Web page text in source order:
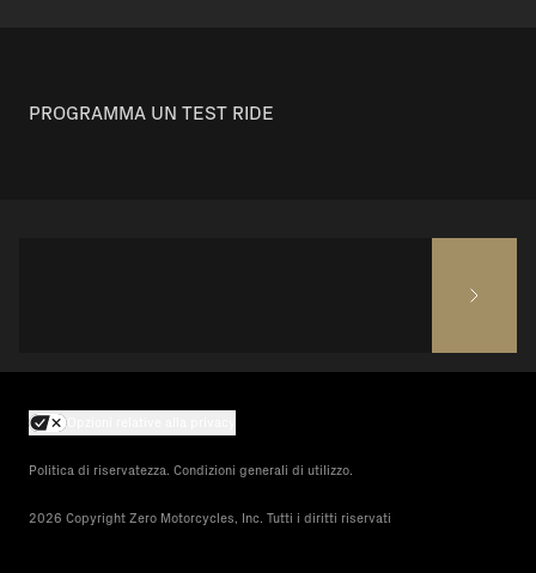
PROGRAMMA UN TEST RIDE
Politica di riservatezza. Condizioni generali di utilizzo.
2026 Copyright Zero Motorcycles, Inc. Tutti i diritti riservati